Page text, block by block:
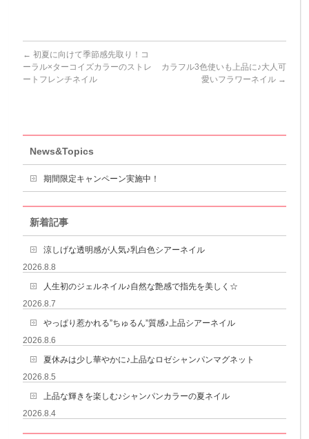
← 初夏に向けて季節感先取り！コ
ーラル×ターコイズカラーのストレ
ートフレンチネイル
カラフル3色使いも上品に♪大人可
愛いフラワーネイル →
News&Topics
期間限定キャンペーン実施中！
新着記事
涼しげな透明感が人気♪乳白色シアーネイル
2026.8.8
人生初のジェルネイル♪自然な艶感で指先を美しく☆
2026.8.7
やっぱり惹かれる”ちゅるん”質感♪上品シアーネイル
2026.8.6
夏休みは少し華やかに♪上品なロゼシャンパンマグネット
2026.8.5
上品な輝きを楽しむ♪シャンパンカラーの夏ネイル
2026.8.4